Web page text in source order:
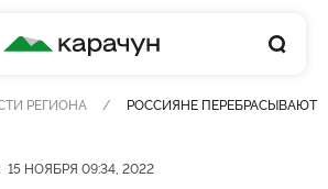
КАРАЧУН
РЕГИОНА РОССИЯНЕ ПЕРЕБРАСЫВАЮТ
15 НОЯБРЯ 09:34, 2022